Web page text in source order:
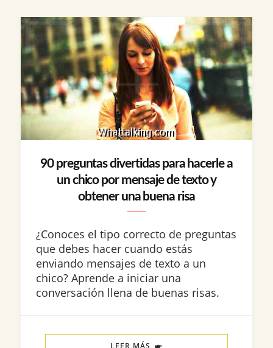
90 preguntas divertidas para hacerle a
un chico por mensaje de texto y
obtener una buena risa
¿Conoces el tipo correcto de preguntas
que debes hacer cuando estás
enviando mensajes de texto a un
chico? Aprende a iniciar una
conversación llena de buenas risas.
LEER MÁS